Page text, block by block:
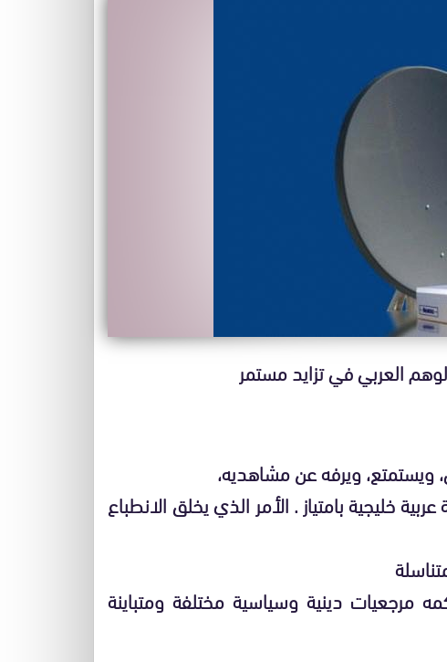
العربي في تزايد مستمر
ويستمتع، ويرفه عن مشاهديه،
خليجية بامتياز . الأمر الذي يخلق الانطباع
مرجعيات دينية وسياسية مختلفة ومتباينة